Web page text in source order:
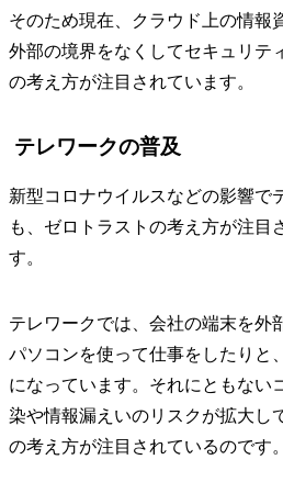
そのため現在、クラウド上の情報
外部の境界をなくしてセキュリテ
の考え方が注目されています。
テレワークの普及
新型コロナウイルスなどの影響で
も、ゼロトラストの考え方が注目
す。
テレワークでは、会社の端末を外
パソコンを使って仕事をしたりと
になっています。それにともない
染や情報漏えいのリスクが拡大し
の考え方が注目されているのです。